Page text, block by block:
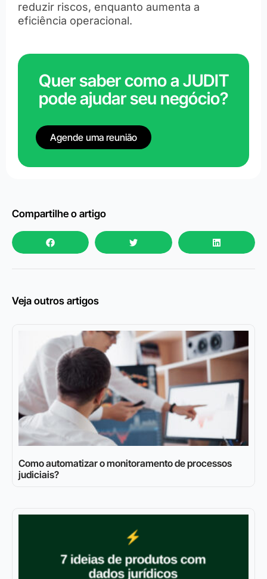
reduzir riscos, enquanto aumenta a
eficiência operacional.
Quer saber como a JUDIT
pode ajudar seu negócio?
Agende uma reunião
Compartilhe o artigo
Veja outros artigos
Como automatizar o monitoramento de processos
judiciais?